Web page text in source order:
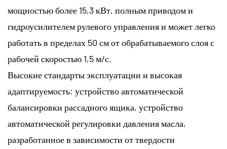
мощностью более 15,3 кВт, полным приводом и
гидроусилителем рулевого управления и может легко
работать в пределах 50 см от обрабатываемого слоя с
рабочей скоростью 1,5 м/с.
Высокие стандарты эксплуатации и высокая
адаптируемость: устройство автоматической
балансировки рассадного ящика, устройство
автоматической регулировки давления масла,
разработанное в зависимости от твердости